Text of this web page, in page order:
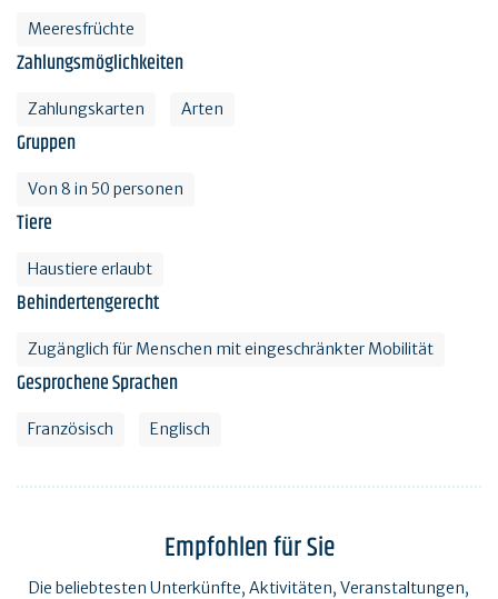
Meeresfrüchte
Zahlungsmöglichkeiten
Zahlungskarten Arten
Gruppen
Von 8 in 50 personen
Tiere
Haustiere erlaubt
Behindertengerecht
Zugänglich für Menschen mit eingeschränkter Mobilität
Gesprochene Sprachen
Französisch Englisch
Empfohlen für Sie
Die beliebtesten Unterkünfte, Aktivitäten, Veranstaltungen,